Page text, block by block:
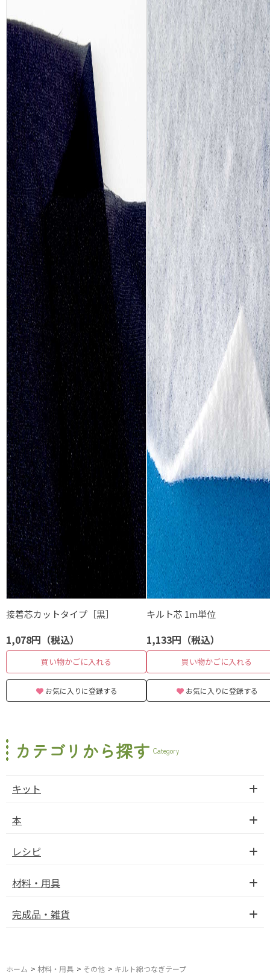
接着芯カットタイプ［黒］
1,078円（税込）
買い物かごに入れる
お気に入りに登録する
キルト芯 1m単位
1,133円（税込）
買い物かごに入れる
お気に入りに登録する
カテゴリから探す Category
キット
本
レシピ
材料・用具
完成品・雑貨
ホーム > 材料・用具 > その他 > キルト綿つなぎテープ